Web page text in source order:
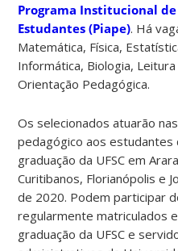
Programa Institucional de
Estudantes (Piape). Há
Matemática, Física,
Informática, Biologia,
Orientação Pedagógica.
Os selecionados atuarão
pedagógico aos estudantes
graduação da UFSC em
Curitibanos, Florianópolis e
de 2020. Podem participar
regularmente matriculados
graduação da UFSC e